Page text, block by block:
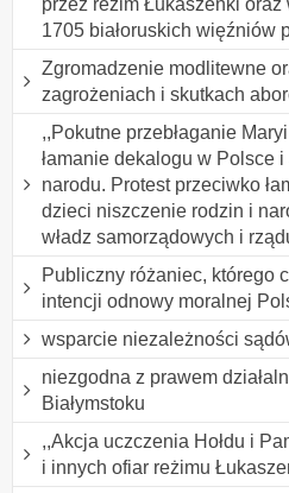
1705 białoruskich więźniów
Zgromadzenie modlitewne
zagrożeniach i skutkach
,,Pokutne przebłaganie
łamanie dekalogu w Polsce
narodu. Protest przeciwko
dzieci niszczenie rodzin i
władz samorządowych i
Publiczny różaniec, którego
intencji odnowy moralnej
wsparcie niezależności
niezgodna z prawem
Białymstoku
,,Akcja uczczenia Hołdu i
i innych ofiar reżimu